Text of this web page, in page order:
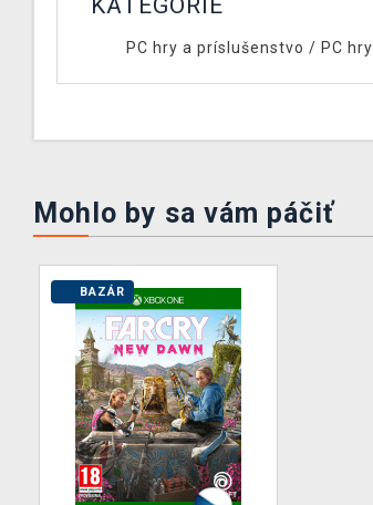
KATEGÓRIE
PC hry a príslušenstvo / PC hry
Mohlo by sa vám páčiť
BAZÁR